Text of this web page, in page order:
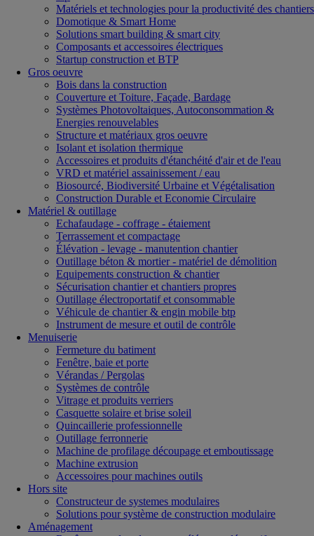
Matériels et technologies pour la productivité des chantiers
Domotique & Smart Home
Solutions smart building & smart city
Composants et accessoires électriques
Startup construction et BTP
Gros oeuvre
Bois dans la construction
Couverture et Toiture, Façade, Bardage
Systèmes Photovoltaiques, Autoconsommation &
Energies renouvelables
Structure et matériaux gros oeuvre
Isolant et isolation thermique
Accessoires et produits d'étanchéité d'air et de l'eau
VRD et matériel assainissement / eau
Biosourcé, Biodiversité Urbaine et Végétalisation
Construction Durable et Economie Circulaire
Matériel & outillage
Echafaudage - coffrage - étaiement
Terrassement et compactage
Élévation - levage - manutention chantier
Outillage béton & mortier - matériel de démolition
Equipements construction & chantier
Sécurisation chantier et chantiers propres
Outillage électroportatif et consommable
Véhicule de chantier & engin mobile btp
Instrument de mesure et outil de contrôle
Menuiserie
Fermeture du batiment
Fenêtre, baie et porte
Vérandas / Pergolas
Systèmes de contrôle
Vitrage et produits verriers
Casquette solaire et brise soleil
Quincaillerie professionnelle
Outillage ferronnerie
Machine de profilage découpage et emboutissage
Machine extrusion
Accessoires pour machines outils
Hors site
Constructeur de systemes modulaires
Solutions pour système de construction modulaire
Aménagement